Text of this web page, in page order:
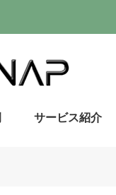
サービス紹介